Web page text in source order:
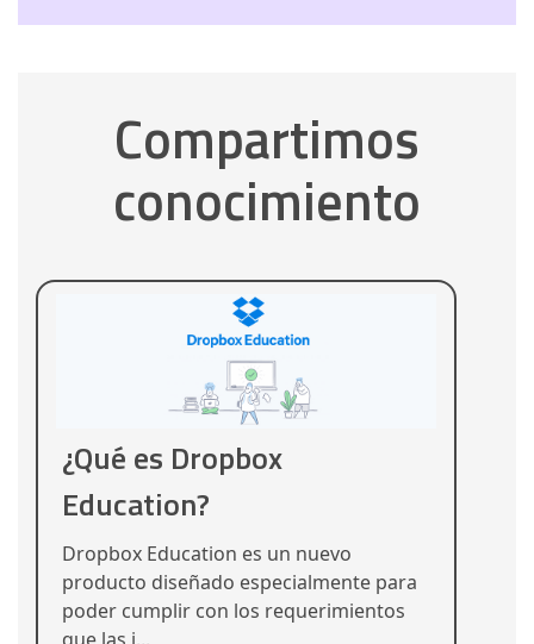
Compartimos
conocimiento
¿Qué es Dropbox
Education?
Dropbox Education es un nuevo
producto diseñado especialmente para
poder cumplir con los requerimientos